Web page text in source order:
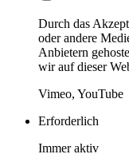
Durch das
oder andere
Anbietern
wir auf dieser
Vimeo, YouTube
Erforderlich
Immer aktiv